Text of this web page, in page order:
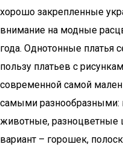
хорошо закрепленные
внимание на модные
года. Однотонные платья
пользу платьев с
современной самой
самыми разнообразными:
животные, разноцветные
вариант – горошек,